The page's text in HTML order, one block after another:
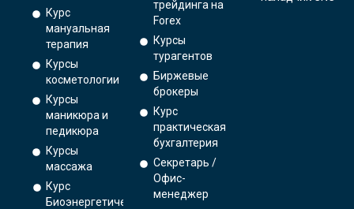
Курс
мануальная
терапия
Курсы
косметологии
Курсы
маникюра и
педикюра
Курсы
массажа
Курс
Биоэнергетический
трейдинга на
Forex
Курсы
турагентов
Биржевые
брокеры
Курс
практическая
бухгалтерия
Секретарь /
Офис-
менеджер